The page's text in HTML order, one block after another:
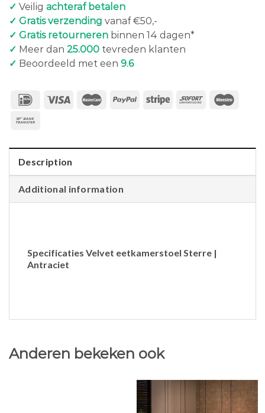
✓ Veilig achteraf betalen
✓ Gratis verzending vanaf €50,-
✓ Gratis retourneren binnen 14 dagen*
✓ Meer dan 25.000 tevreden klanten
✓ Beoordeeld met een 9.6
Description
Additional information
Specificaties Velvet eetkamerstoel Sterre |
Antraciet
Anderen bekeken ook